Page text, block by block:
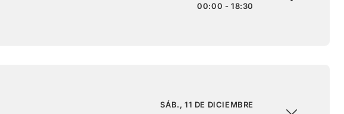
00:00 - 18:30
SÁB., 11 DE DICIEMBRE